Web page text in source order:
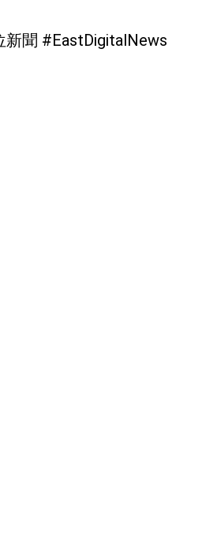
新聞 #EastDigitalNews